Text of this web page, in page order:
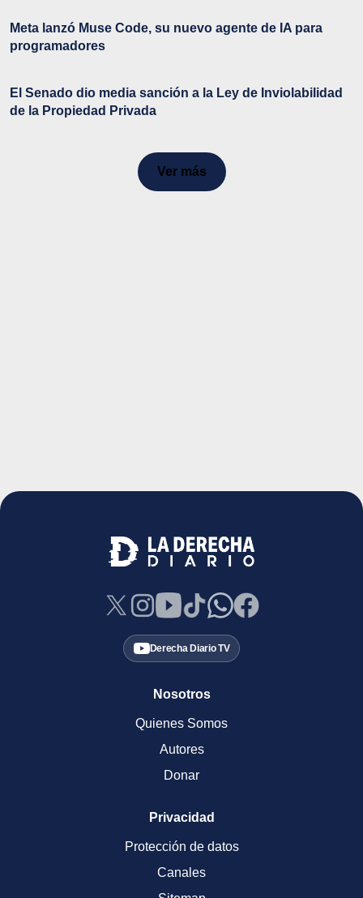
Meta lanzó Muse Code, su nuevo agente de IA para
programadores
El Senado dio media sanción a la Ley de Inviolabilidad
de la Propiedad Privada
Ver más
Derecha Diario TV
Nosotros
Quienes Somos
Autores
Donar
Privacidad
Protección de datos
Canales